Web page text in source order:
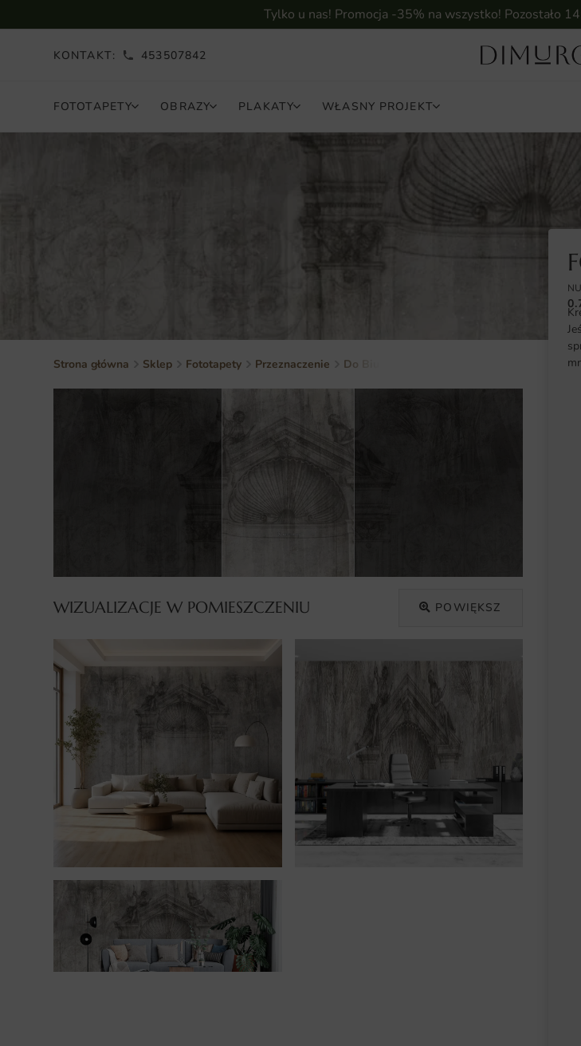
Tylko u nas! Promocja -35% na wszystko! Pozostało
KONTAKT: 453507842
FOTOTAPETY OBRAZY PLAKATY WŁASNY PROJEKT
Strona główna Sklep Fototapety Przeznaczenie Do Biura
WIZUALIZACJE W POMIESZCZENIU POWIĘKSZ